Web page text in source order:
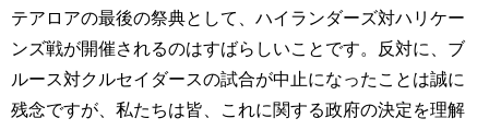
テアロアの最後の祭典として、ハイランダーズ対ハリケー
ンズ戦が開催されるのはすばらしいことです。反対に、ブ
ルース対クルセイダースの試合が中止になったことは誠に
残念ですが、私たちは皆、これに関する政府の決定を理解